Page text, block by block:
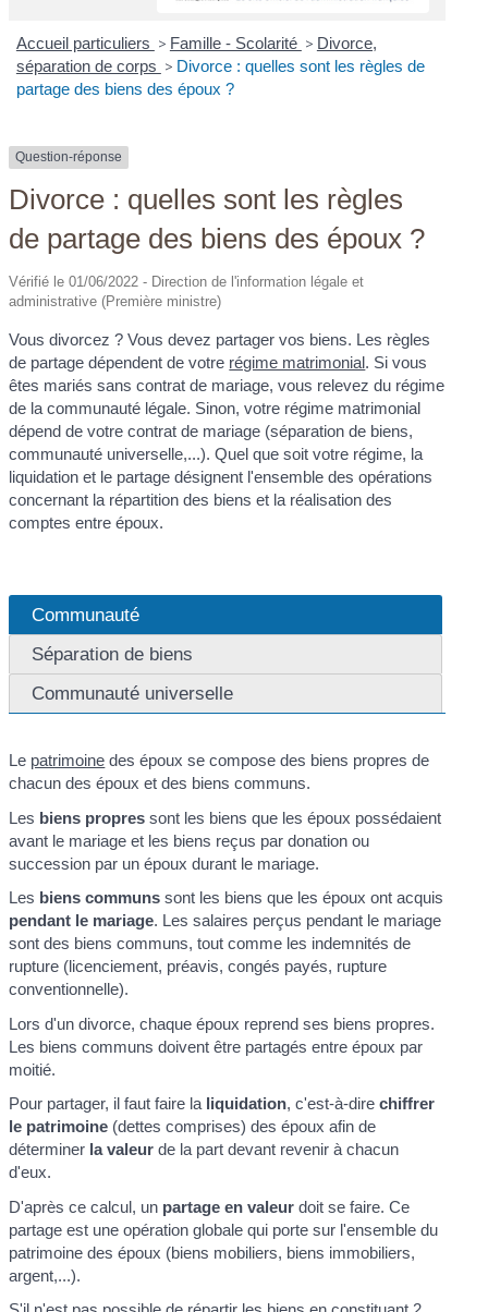
Accueil particuliers > Famille - Scolarité > Divorce,
séparation de corps > Divorce : quelles sont les règles de
partage des biens des époux ?
Question-réponse
Divorce : quelles sont les règles
de partage des biens des époux ?
Vérifié le 01/06/2022 - Direction de l'information légale et
administrative (Première ministre)
Vous divorcez ? Vous devez partager vos biens. Les règles
de partage dépendent de votre régime matrimonial. Si vous
êtes mariés sans contrat de mariage, vous relevez du régime
de la communauté légale. Sinon, votre régime matrimonial
dépend de votre contrat de mariage (séparation de biens,
communauté universelle,...). Quel que soit votre régime, la
liquidation et le partage désignent l'ensemble des opérations
concernant la répartition des biens et la réalisation des
comptes entre époux.
Communauté
Séparation de biens
Communauté universelle
Le patrimoine des époux se compose des biens propres de
chacun des époux et des biens communs.
Les biens propres sont les biens que les époux possédaient
avant le mariage et les biens reçus par donation ou
succession par un époux durant le mariage.
Les biens communs sont les biens que les époux ont acquis
pendant le mariage. Les salaires perçus pendant le mariage
sont des biens communs, tout comme les indemnités de
rupture (licenciement, préavis, congés payés, rupture
conventionnelle).
Lors d'un divorce, chaque époux reprend ses biens propres.
Les biens communs doivent être partagés entre époux par
moitié.
Pour partager, il faut faire la liquidation, c'est-à-direchiffrer
le patrimoine (dettes comprises) des époux afin de
déterminer la valeur de la part devant revenir à chacun
d'eux.
D'après ce calcul, un partage en valeur doit se faire. Ce
partage est une opération globale qui porte sur l'ensemble du
patrimoine des époux (biens mobiliers, biens immobiliers,
argent,...).